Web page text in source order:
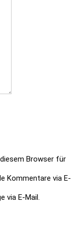
Browser für
Kommentare via E-
via E-Mail.